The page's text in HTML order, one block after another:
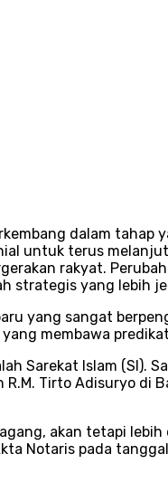
dalam
untuk terus
rakyat.
strategis yang lebih
yang sangat
membawa
Sarekat Islam (SI).
Tirto Adisuryo di
akan tetapi
Notaris pada tanggal